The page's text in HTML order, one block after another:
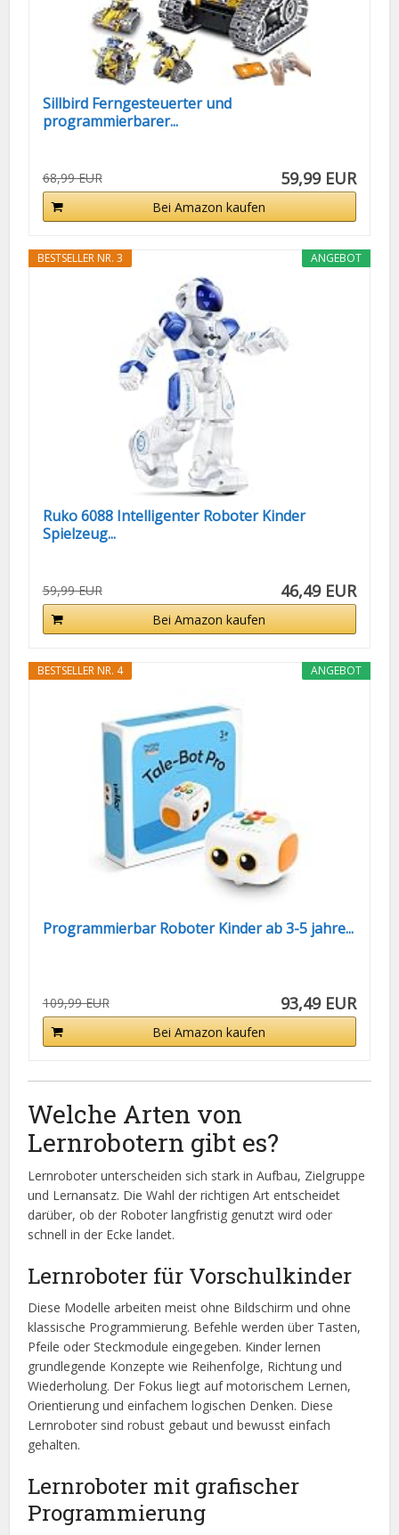
Sillbird Ferngesteuerter und
programmierbarer...
68,99 EUR 59,99 EUR
Bei Amazon kaufen
ANGEBOT
BESTSELLER NR. 3
Ruko 6088 Intelligenter Roboter Kinder
Spielzeug...
59,99 EUR 46,49 EUR
Bei Amazon kaufen
ANGEBOT
BESTSELLER NR. 4
Programmierbar Roboter Kinder ab 3-5 jahre...
109,99 EUR 93,49 EUR
Bei Amazon kaufen
Welche Arten von
Lernrobotern gibt es?
Lernroboter unterscheiden sich stark in Aufbau, Zielgruppe
und Lernansatz. Die Wahl der richtigen Art entscheidet
darüber, ob der Roboter langfristig genutzt wird oder
schnell in der Ecke landet.
Lernroboter für Vorschulkinder
Diese Modelle arbeiten meist ohne Bildschirm und ohne
klassische Programmierung. Befehle werden über Tasten,
Pfeile oder Steckmodule eingegeben. Kinder lernen
grundlegende Konzepte wie Reihenfolge, Richtung und
Wiederholung. Der Fokus liegt auf motorischem Lernen,
Orientierung und einfachem logischen Denken. Diese
Lernroboter sind robust gebaut und bewusst einfach
gehalten.
Lernroboter mit grafischer
Programmierung